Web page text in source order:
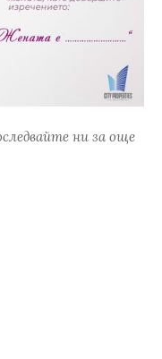
ни за още